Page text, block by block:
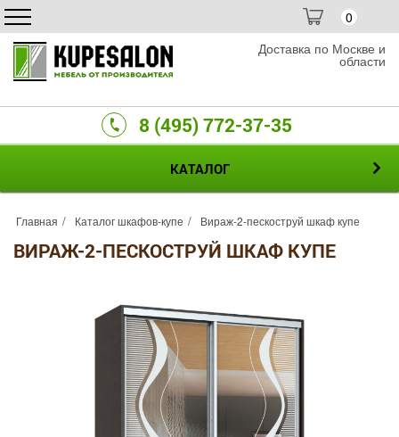
0
Доставка по Москве и
области
8 (495) 772-37-35
КАТАЛОГ
Главная Каталог шкафов-купе Вираж-2-пескоструй шкаф купе
ВИРАЖ-2-ПЕСКОСТРУЙ ШКАФ КУПЕ